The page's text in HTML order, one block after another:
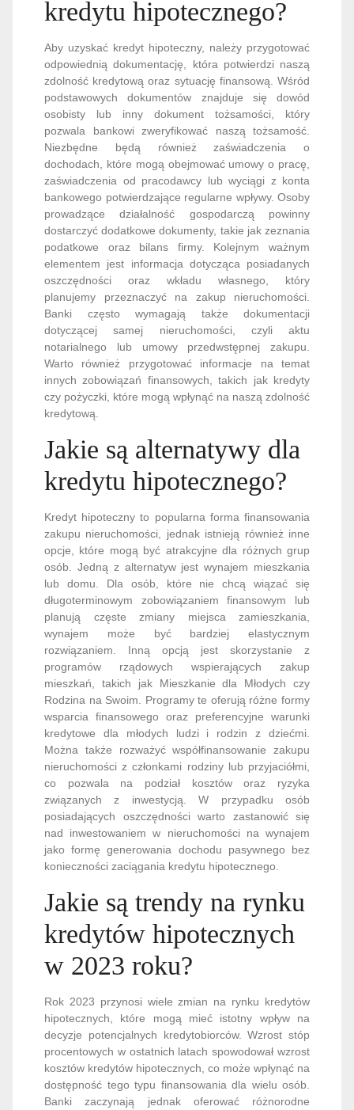
kredytu hipotecznego?
Aby uzyskać kredyt hipoteczny, należy przygotować
odpowiednią dokumentację, która potwierdzi naszą
zdolność kredytową oraz sytuację finansową. Wśród
podstawowych dokumentów znajduje się dowód
osobisty lub inny dokument tożsamości, który
pozwala bankowi zweryfikować naszą tożsamość.
Niezbędne będą również zaświadczenia o
dochodach, które mogą obejmować umowy o pracę,
zaświadczenia od pracodawcy lub wyciągi z konta
bankowego potwierdzające regularne wpływy. Osoby
prowadzące działalność gospodarczą powinny
dostarczyć dodatkowe dokumenty, takie jak zeznania
podatkowe oraz bilans firmy. Kolejnym ważnym
elementem jest informacja dotycząca posiadanych
oszczędności oraz wkładu własnego, który
planujemy przeznaczyć na zakup nieruchomości.
Banki często wymagają także dokumentacji
dotyczącej samej nieruchomości, czyli aktu
notarialnego lub umowy przedwstępnej zakupu.
Warto również przygotować informacje na temat
innych zobowiązań finansowych, takich jak kredyty
czy pożyczki, które mogą wpłynąć na naszą zdolność
kredytową.
Jakie są alternatywy dla
kredytu hipotecznego?
Kredyt hipoteczny to popularna forma finansowania
zakupu nieruchomości, jednak istnieją również inne
opcje, które mogą być atrakcyjne dla różnych grup
osób. Jedną z alternatyw jest wynajem mieszkania
lub domu. Dla osób, które nie chcą wiązać się
długoterminowym zobowiązaniem finansowym lub
planują częste zmiany miejsca zamieszkania,
wynajem może być bardziej elastycznym
rozwiązaniem. Inną opcją jest skorzystanie z
programów rządowych wspierających zakup
mieszkań, takich jak Mieszkanie dla Młodych czy
Rodzina na Swoim. Programy te oferują różne formy
wsparcia finansowego oraz preferencyjne warunki
kredytowe dla młodych ludzi i rodzin z dziećmi.
Można także rozważyć współfinansowanie zakupu
nieruchomości z członkami rodziny lub przyjaciółmi,
co pozwala na podział kosztów oraz ryzyka
związanych z inwestycją. W przypadku osób
posiadających oszczędności warto zastanowić się
nad inwestowaniem w nieruchomości na wynajem
jako formę generowania dochodu pasywnego bez
konieczności zaciągania kredytu hipotecznego.
Jakie są trendy na rynku
kredytów hipotecznych
w 2023 roku?
Rok 2023 przynosi wiele zmian na rynku kredytów
hipotecznych, które mogą mieć istotny wpływ na
decyzje potencjalnych kredytobiorców. Wzrost stóp
procentowych w ostatnich latach spowodował wzrost
kosztów kredytów hipotecznych, co może wpłynąć na
dostępność tego typu finansowania dla wielu osób.
Banki zaczynają jednak oferować różnorodne